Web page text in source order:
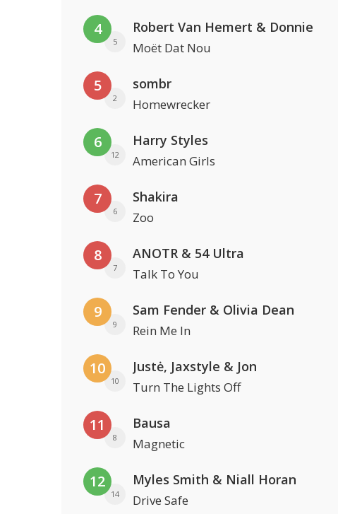
4
5
Robert Van Hemert & Donnie
Moët Dat Nou
5
2
sombr
Homewrecker
6
12
Harry Styles
American Girls
7
6
Shakira
Zoo
8
7
ANOTR & 54 Ultra
Talk To You
9
9
Sam Fender & Olivia Dean
Rein Me In
10
10
Justė, Jaxstyle & Jon
Turn The Lights Off
11
8
Bausa
Magnetic
12
14
Myles Smith & Niall Horan
Drive Safe